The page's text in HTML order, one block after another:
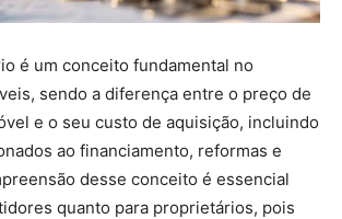
é um conceito fundamental no
sendo a diferença entre o preço de
e o seu custo de aquisição, incluindo
ao financiamento, reformas e
desse conceito é essencial
quanto para proprietários, pois